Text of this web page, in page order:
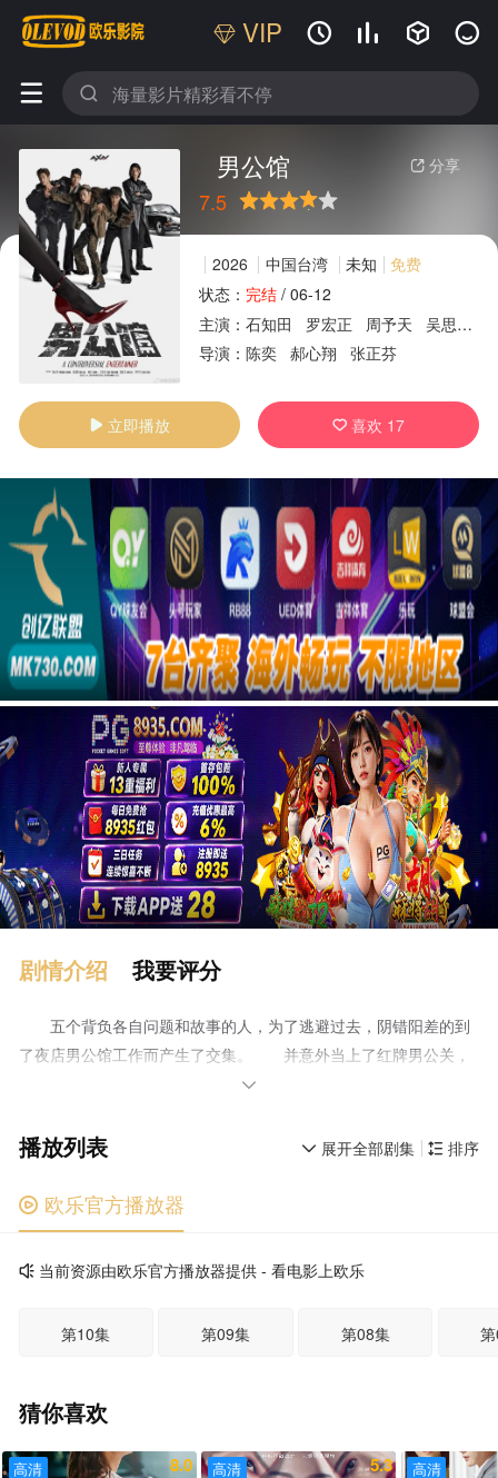
VIP    
 
 分享
男公馆
7.5
很差较差还行 推荐力荐
2026 中国台湾 未知
免费
状态： 完结/ 06-12
主演： 石知田 罗宏正 周予天 吴思贤
导演： 陈奕 郝心翔 张正芬
 立即播放  喜欢 17
广告
剧情介绍 我要评分
五个背负各自问题和故事的人，为了逃避过去，阴错阳差的到
了夜店男公馆工作而产生了交集。 并意外当上了红牌男公关，
在这里摸索爱情与友情，也得到了救赎

 排序
 展开全部剧集
播放列表
 欧乐官方播放器
当前资源由欧乐官方播放器提供 - 看电影上欧乐
第10集 第09集 第08集
猜你喜欢
高清 8.0 高清 5.3 高清